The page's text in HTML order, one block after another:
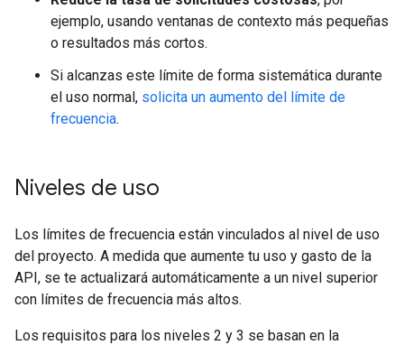
ejemplo, usando ventanas de contexto más pequeñas
o resultados más cortos.
Si alcanzas este límite de forma sistemática durante
el uso normal, solicita un aumento del límite de
frecuencia.
Niveles de uso
Los límites de frecuencia están vinculados al nivel de uso
del proyecto. A medida que aumente tu uso y gasto de la
API, se te actualizará automáticamente a un nivel superior
con límites de frecuencia más altos.
Los requisitos para los niveles 2 y 3 se basan en la